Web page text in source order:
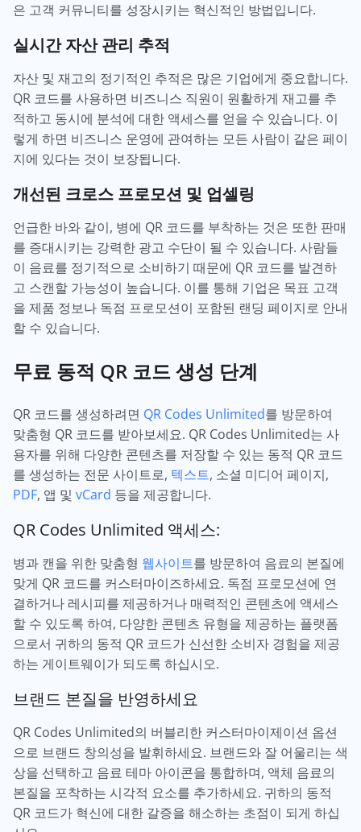
은 고객 커뮤니티를 성장시키는 혁신적인 방법입니다.
실시간 자산 관리 추적
자산 및 재고의 정기적인 추적은 많은 기업에게 중요합니다.
QR 코드를 사용하면 비즈니스 직원이 원활하게 재고를 추
적하고 동시에 분석에 대한 액세스를 얻을 수 있습니다. 이
렇게 하면 비즈니스 운영에 관여하는 모든 사람이 같은 페이
지에 있다는 것이 보장됩니다.
개선된 크로스 프로모션 및 업셀링
언급한 바와 같이, 병에 QR 코드를 부착하는 것은 또한 판매
를 증대시키는 강력한 광고 수단이 될 수 있습니다. 사람들
이 음료를 정기적으로 소비하기 때문에 QR 코드를 발견하
고 스캔할 가능성이 높습니다. 이를 통해 기업은 목표 고객
을 제품 정보나 독점 프로모션이 포함된 랜딩 페이지로 안내
할 수 있습니다.
무료 동적 QR 코드 생성 단계
QR 코드를 생성하려면 QR Codes Unlimited를 방문하여
맞춤형 QR 코드를 받아보세요. QR Codes Unlimited는 사
용자를 위해 다양한 콘텐츠를 저장할 수 있는 동적 QR 코드
를 생성하는 전문 사이트로, 텍스트, 소셜 미디어 페이지,
PDF, 앱 및 vCard 등을 제공합니다.
QR Codes Unlimited 액세스:
병과 캔을 위한 맞춤형 웹사이트를 방문하여 음료의 본질에
맞게 QR 코드를 커스터마이즈하세요. 독점 프로모션에 연
결하거나 레시피를 제공하거나 매력적인 콘텐츠에 액세스
할 수 있도록 하여, 다양한 콘텐츠 유형을 제공하는 플랫폼
으로서 귀하의 동적 QR 코드가 신선한 소비자 경험을 제공
하는 게이트웨이가 되도록 하십시오.
브랜드 본질을 반영하세요
QR Codes Unlimited의 버블리한 커스터마이제이션 옵션
으로 브랜드 창의성을 발휘하세요. 브랜드와 잘 어울리는 색
상을 선택하고 음료 테마 아이콘을 통합하며, 액체 음료의
본질을 포착하는 시각적 요소를 추가하세요. 귀하의 동적
QR 코드가 혁신에 대한 갈증을 해소하는 초점이 되게 하십